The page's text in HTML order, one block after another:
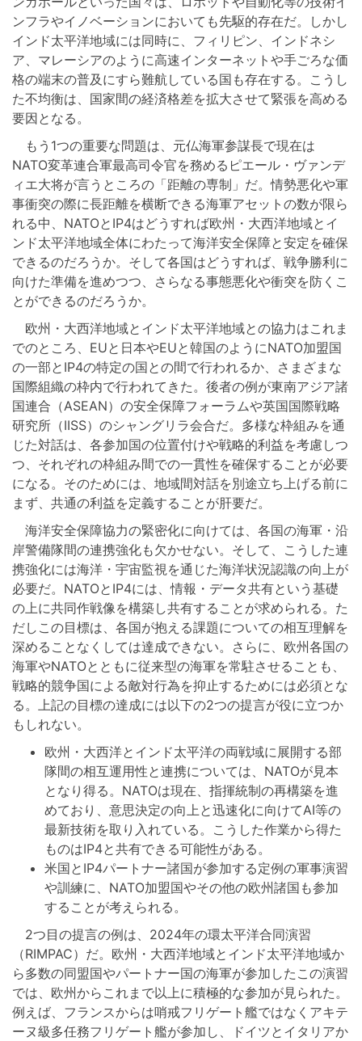
ンフラやイノベーションにおいても先駆的存在だ。しかし
インド太平洋地域には同時に、フィリピン、インドネシ
ア、マレーシアのように高速インターネットや手ごろな価
格の端末の普及にすら難航している国も存在する。こうし
た不均衡は、国家間の経済格差を拡大させて緊張を高める
要因となる。
もう1つの重要な問題は、元仏海軍参謀長で現在は
NATO変革連合軍最高司令官を務めるピエール・ヴァンデ
ィエ大将が言うところの「距離の専制」だ。情勢悪化や軍
事衝突の際に長距離を横断できる海軍アセットの数が限ら
れる中、NATOとIP4はどうすれば欧州・大西洋地域とイ
ンド太平洋地域全体にわたって海洋安全保障と安定を確保
できるのだろうか。そして各国はどうすれば、戦争勝利に
向けた準備を進めつつ、さらなる事態悪化や衝突を防くこ
とができるのだろうか。
欧州・大西洋地域とインド太平洋地域との協力はこれま
でのところ、EUと日本やEUと韓国のようにNATO加盟国
の一部とIP4の特定の国との間で行われるか、さまざまな
国際組織の枠内で行われてきた。後者の例が東南アジア諸
国連合（ASEAN）の安全保障フォーラムや英国国際戦略
研究所（IISS）のシャングリラ会合だ。多様な枠組みを通
じた対話は、各参加国の位置付けや戦略的利益を考慮しつ
つ、それぞれの枠組み間での一貫性を確保することが必要
になる。そのためには、地域間対話を別途立ち上げる前に
まず、共通の利益を定義することが肝要だ。
海洋安全保障協力の緊密化に向けては、各国の海軍・沿
岸警備隊間の連携強化も欠かせない。そして、こうした連
携強化には海洋・宇宙監視を通じた海洋状況認識の向上が
必要だ。NATOとIP4には、情報・データ共有という基礎
の上に共同作戦像を構築し共有することが求められる。た
だしこの目標は、各国が抱える課題についての相互理解を
深めることなくしては達成できない。さらに、欧州各国の
海軍やNATOとともに従来型の海軍を常駐させることも、
戦略的競争国による敵対行為を抑止するためには必須とな
る。上記の目標の達成には以下の2つの提言が役に立つか
もしれない。
欧州・大西洋とインド太平洋の両戦域に展開する部
隊間の相互運用性と連携については、NATOが見本
となり得る。NATOは現在、指揮統制の再構築を進
めており、意思決定の向上と迅速化に向けてAI等の
最新技術を取り入れている。こうした作業から得た
ものはIP4と共有できる可能性がある。
米国とIP4パートナー諸国が参加する定例の軍事演習
や訓練に、NATO加盟国やその他の欧州諸国も参加
することが考えられる。
2つ目の提言の例は、2024年の環太平洋合同演習
（RIMPAC）だ。欧州・大西洋地域とインド太平洋地域か
ら多数の同盟国やパートナー国の海軍が参加したこの演習
では、欧州からこれまで以上に積極的な参加が見られた。
例えば、フランスからは哨戒フリゲート艦ではなくアキテ
ーヌ級多任務フリゲート艦が参加し、ドイツとイタリアか